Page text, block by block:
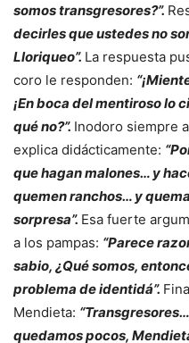
somos transgresores?”.
decirles que ustedes no
Lloriqueo”. La respuesta
coro le responden:
¡En boca del mentiroso lo
qué no?”. Inodoro siempre
explica didácticamente:
que hagan malones… y
quemen ranchos… y
sorpresa”. Esa fuerte
a los pampas: “Parece
sabio, ¿Qué somos,
problema de identidá”.
Mendieta:
quedamos pocos,